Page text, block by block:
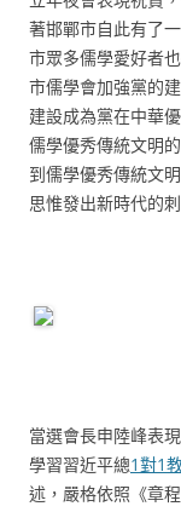
著邯鄲市自此有了
市眾多儒學愛好者
市儒學會加強黨的
建設成為黨在中華
儒學優秀傳統文明
到儒學優秀傳統文
思惟發出新時代的
當選會長申陸峰表
學習習近平總1對1
述，嚴格依照《章